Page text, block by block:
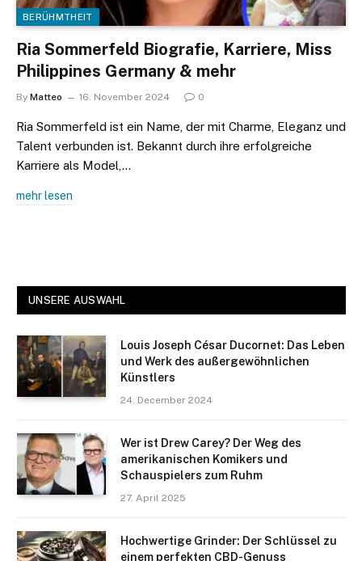
BERÜHMTHEIT
Ria Sommerfeld Biografie, Karriere, Miss
Philippines Germany & mehr
By Matteo 16. November 2024 0
Ria Sommerfeld ist ein Name, der mit Charme, Eleganz und
Talent verbunden ist. Bekannt durch ihre erfolgreiche
Karriere als Model,…
mehr lesen
UNSERE AUSWAHL
Louis Joseph César Ducornet: Das Leben
und Werk des außergewöhnlichen
Künstlers
24. December 2024
Wer ist Drew Carey? Der Weg des
amerikanischen Komikers und
Schauspielers zum Ruhm
27. April 2025
Hochwertige Grinder: Der Schlüssel zu
einem perfekten CBD-Genuss